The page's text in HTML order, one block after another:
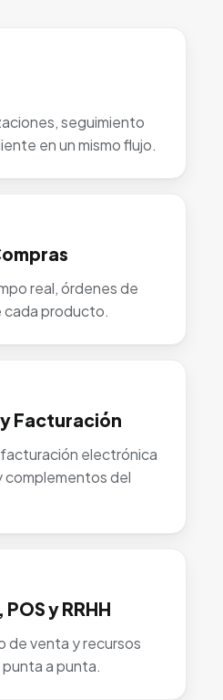
seguimiento
en un mismo flujo.
real, órdenes de
cada producto.
Facturación
electrónica
complementos del
y RRHH
de venta y recursos
a punta.